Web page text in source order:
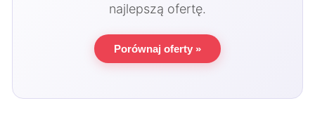
najlepszą ofertę.
Porównaj oferty »